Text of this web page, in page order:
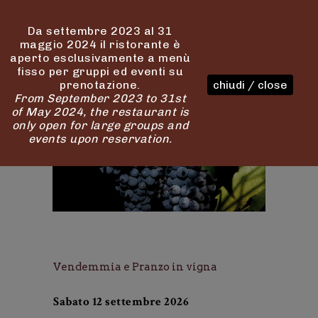
Vendemmia e Pranzo in vigna
Da settembre 2023 al 31
maggio 2024 il ristorante è
aperto esclusivamente a menù
fisso per gruppi ed eventi su
prenotazione.
From September 2023 to 31st
of May 2024, the restaurant is
only open for large groups and
events upon reservation.
chiudi / close